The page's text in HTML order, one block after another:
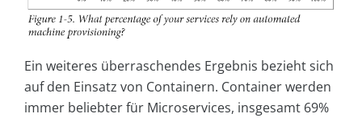
Ein weiteres überraschendes Ergebnis bezieht sich
auf den Einsatz von Containern. Container werden
immer beliebter für Microservices, insgesamt 69%